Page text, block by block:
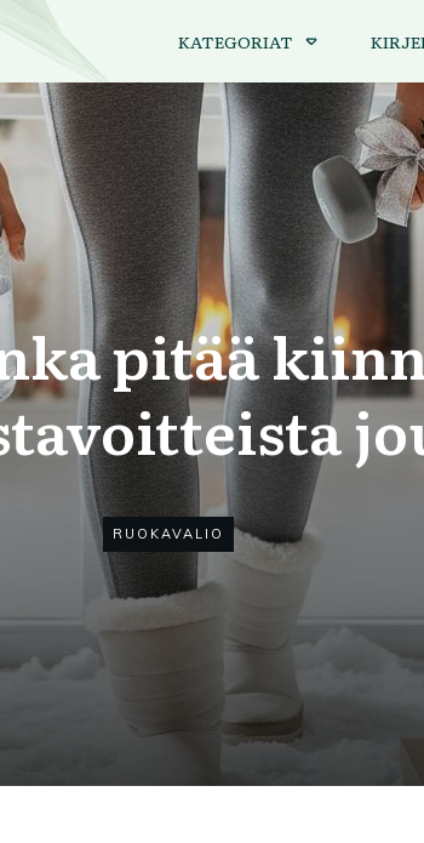
KATEGORIAT
pitää
RUOKAVALIO